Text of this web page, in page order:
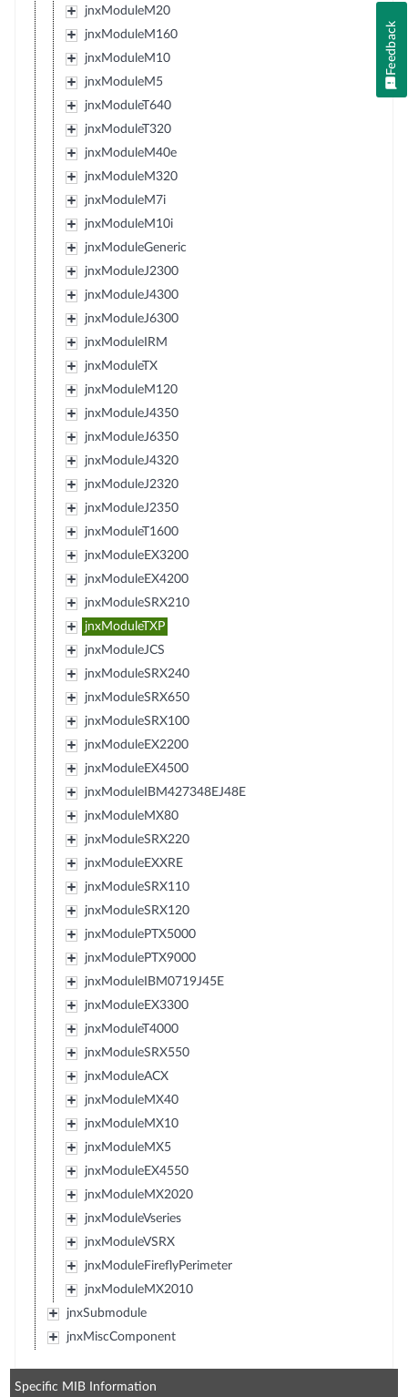
jnxModuleM20
jnxModuleM160
jnxModuleM10
jnxModuleM5
jnxModuleT640
jnxModuleT320
jnxModuleM40e
jnxModuleM320
jnxModuleM7i
jnxModuleM10i
jnxModuleGeneric
jnxModuleJ2300
jnxModuleJ4300
jnxModuleJ6300
jnxModuleIRM
jnxModuleTX
jnxModuleM120
jnxModuleJ4350
jnxModuleJ6350
jnxModuleJ4320
jnxModuleJ2320
jnxModuleJ2350
jnxModuleT1600
jnxModuleEX3200
jnxModuleEX4200
jnxModuleSRX210
jnxModuleTXP
jnxModuleJCS
jnxModuleSRX240
jnxModuleSRX650
jnxModuleSRX100
jnxModuleEX2200
jnxModuleEX4500
jnxModuleIBM427348EJ48E
jnxModuleMX80
jnxModuleSRX220
jnxModuleEXXRE
jnxModuleSRX110
jnxModuleSRX120
jnxModulePTX5000
jnxModulePTX9000
jnxModuleIBM0719J45E
jnxModuleEX3300
jnxModuleT4000
jnxModuleSRX550
jnxModuleACX
jnxModuleMX40
jnxModuleMX10
jnxModuleMX5
jnxModuleEX4550
jnxModuleMX2020
jnxModuleVseries
jnxModuleVSRX
jnxModuleFireflyPerimeter
jnxModuleMX2010
jnxSubmodule
jnxMiscComponent
Specific MIB Information
Feedback